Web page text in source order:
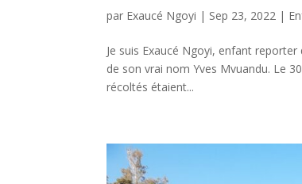
par Exaucé Ngoyi | Sep 23, 2022 |
Je suis Exaucé Ngoyi, enfant
de son vrai nom Yves Mvuandu. Le
récoltés étaient...